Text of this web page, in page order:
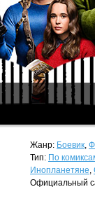
Жанр: Боевик,
Тип: По
Инопланетяне,
Официальный